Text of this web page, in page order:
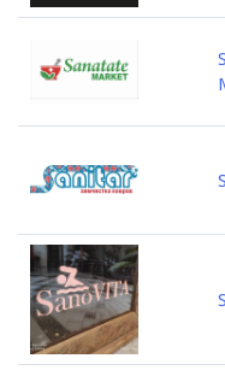
s. Copceac
s. Floreni
s. Ghidighici
s. Gotești
s. Grătiești
s. Marandeni
s. Olănești
s. Peresecina
s. Petrești
s. Porumbeni